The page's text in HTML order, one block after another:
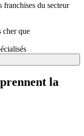
franchises du secteur
cher que
la